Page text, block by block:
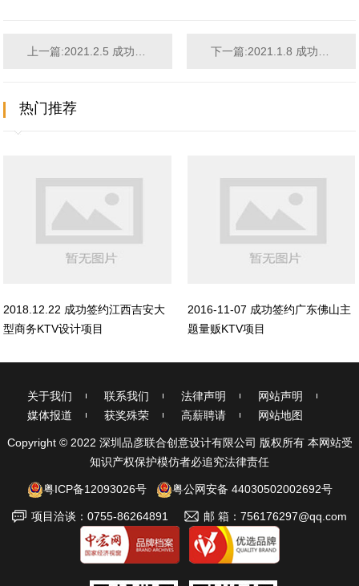
上一篇:2021.2.5 成功签约贵州黔东南量贩KTV设计项目 下一篇:2021.1.8 成功签约浙江杭州精品酒店设计项目
热门推荐
2018.12.22 成功签约江西吉安大
型商务KTV设计项目
2016-11-07 成功签约广东佛山主
题量贩KTV项目
关于我们 联系我们 法律声明
网站声明
媒体报道
获奖殊荣 高薪聘请 网站地图
Copyright © 2022 深圳品彦联合创意设计有限公司 版权所有 本网站受
知识产权保护模仿者必追究法律责任
粤ICP备12093026号 粤公网安备 44030502002692号
项目洽谈：0755-86264891 邮 箱：756176297@qq.com